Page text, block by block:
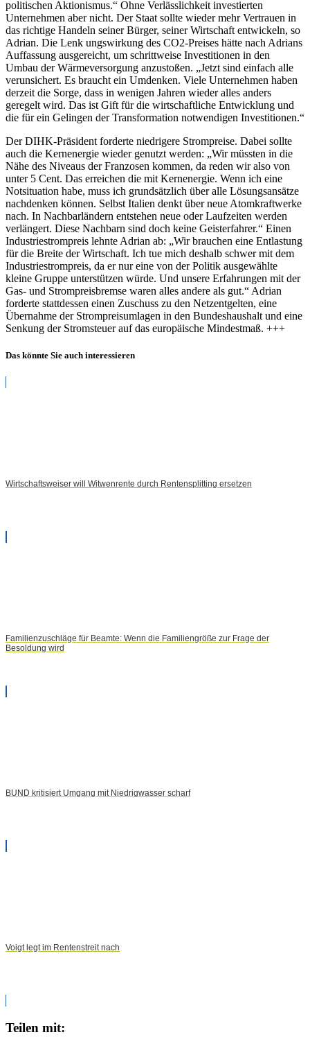
politischen Aktionismus.“ Ohne Verlässlichkeit investierten
Unternehmen aber nicht. Der Staat sollte wieder mehr Vertrauen in
das richtige Handeln seiner Bürger, seiner Wirtschaft entwickeln, so
Adrian. Die Lenk ungswirkung des CO2-Preises hätte nach Adrians
Auffassung ausgereicht, um schrittweise Investitionen in den
Umbau der Wärmeversorgung anzustoßen. „Jetzt sind einfach alle
verunsichert. Es braucht ein Umdenken. Viele Unternehmen haben
derzeit die Sorge, dass in wenigen Jahren wieder alles anders
geregelt wird. Das ist Gift für die wirtschaftliche Entwicklung und
die für ein Gelingen der Transformation notwendigen Investitionen.“
Der DIHK-Präsident forderte niedrigere Strompreise. Dabei sollte
auch die Kernenergie wieder genutzt werden: „Wir müssten in die
Nähe des Niveaus der Franzosen kommen, da reden wir also von
unter 5 Cent. Das erreichen die mit Kernenergie. Wenn ich eine
Notsituation habe, muss ich grundsätzlich über alle Lösungsansätze
nachdenken können. Selbst Italien denkt über neue Atomkraftwerke
nach. In Nachbarländern entstehen neue oder Laufzeiten werden
verlängert. Diese Nachbarn sind doch keine Geisterfahrer.“ Einen
Industriestrompreis lehnte Adrian ab: „Wir brauchen eine Entlastung
für die Breite der Wirtschaft. Ich tue mich deshalb schwer mit dem
Industriestrompreis, da er nur eine von der Politik ausgewählte
kleine Gruppe unterstützen würde. Und unsere Erfahrungen mit der
Gas- und Strompreisbremse waren alles andere als gut.“ Adrian
forderte stattdessen einen Zuschuss zu den Netzentgelten, eine
Übernahme der Strompreisumlagen in den Bundeshaushalt und eine
Senkung der Stromsteuer auf das europäische Mindestmaß. +++
Das könnte Sie auch interessieren
Wirtschaftsweiser will Witwenrente durch Rentensplitting ersetzen
Familienzuschläge für Beamte: Wenn die Familiengröße zur Frage der
Besoldung wird
BUND kritisiert Umgang mit Niedrigwasser scharf
Voigt legt im Rentenstreit nach
Teilen mit: